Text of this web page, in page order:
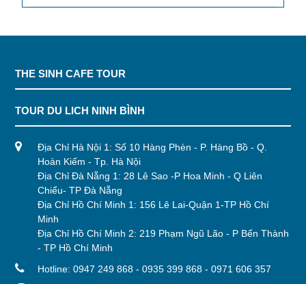
THE SINH CAFE TOUR
TOUR DU LICH NINH BÌNH
Địa Chỉ Hà Nội 1: Số 10 Hàng Phèn - P. Hàng Bồ - Q.
Hoàn Kiếm - Tp. Hà Nội
Địa Chỉ Đà Nẵng 1: 28 Lê Sao -P Hoa Minh - Q Liên
Chiểu- TP Đà Nẵng
Địa Chỉ Hồ Chí Minh 1: 156 Lê Lai-Quận 1-TP Hồ Chí
Minh
Địa Chỉ Hồ Chí Minh 2: 219 Phạm Ngũ Lão - P Bến Thành
- TP Hồ Chí Minh
Hotline: 0947 249 868 - 0935 399 868 - 0971 606 357